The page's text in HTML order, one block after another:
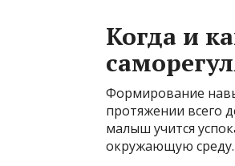
Когда и
Формирование
протяжении всего
малыш учится
окружающую среду.